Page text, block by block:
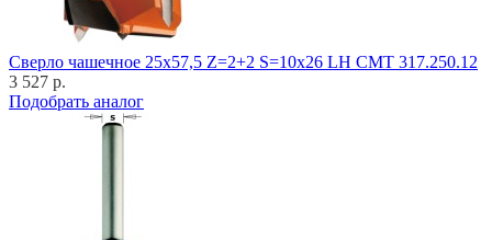
Cверло чашечное 25x57,5 Z=2+2 S=10x26 LH CMT 317.250.12
3 527 р.
Подобрать аналог